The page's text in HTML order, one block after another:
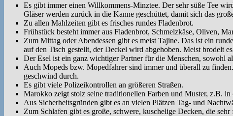
Es gibt immer einen Willkommens-Minztee. Der sehr süße Tee
Gläser werden zurück in die Kanne geschüttet, damit sich das
Zu allen Mahlzeiten gibt es frisches rundes Fladenbrot.
Frühstück besteht immer aus Fladenbrot, Schmelzkäse, Oliven,
Zum Mittag oder Abendessen gibt es meist Tajine. Das ist ein
auf den Tisch gestellt, der Deckel wird abgehoben. Meist brodelt
Der Esel ist ein ganz wichtiger Partner für die Menschen, sowohl
Auch Mopeds bzw. Mopedfahrer sind immer und überall zu
geschwind durch.
Es gibt viele Polizeikontrollen an größeren Straßen.
Marokko zeigt stolz seine traditionellen Farben und Muster, z.B.
Aus Sicherheitsgründen gibt es an vielen Plätzen Tag- und
Zum Schlafen gibt es große, schwere, kuschelige Decken, die sehr